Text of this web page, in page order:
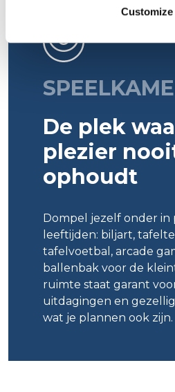
Customize
De plek
plezier
ophoudt
Dompel jezelf onder in
leeftijden: biljart,
tafelvoetbal, arcade
ballenbak voor de
ruimte staat garant
uitdagingen en
wat je plannen ook zijn.